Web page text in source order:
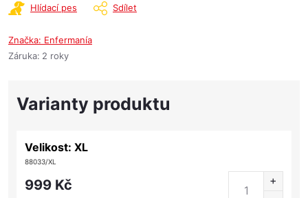
Hlídací pes Sdílet
Značka: Enfermanía
Záruka: 2 roky
Velikost: XL
88033/XL
999 Kč